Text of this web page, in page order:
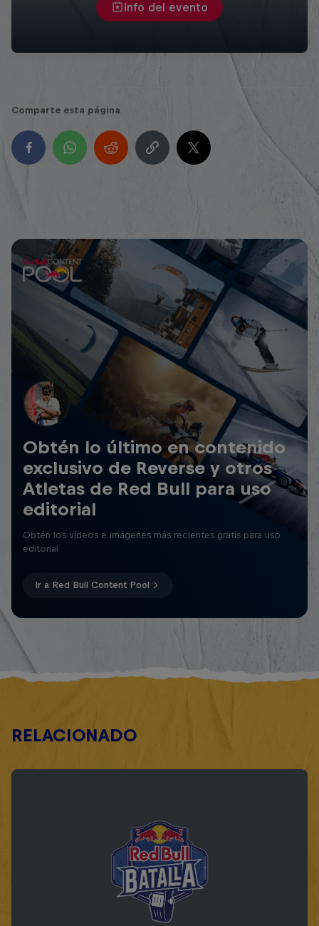
Info del evento
Comparte esta página
Obtén lo último en contenido
exclusivo de Reverse y otros
Atletas de Red Bull para uso
editorial
Obtén los vídeos e imágenes más recientes gratis para uso
editorial
Ir a Red Bull Content Pool
RELACIONADO